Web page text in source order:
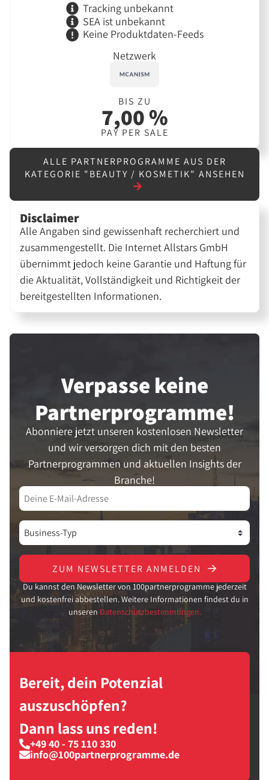
Tracking unbekannt
SEA ist unbekannt
Keine Produktdaten-Feeds
Netzwerk
BIS ZU
7,00 %
PAY PER SALE
ALLE PARTNERPROGRAMME AUS DER
KATEGORIE "BEAUTY / KOSMETIK" ANSEHEN
Disclaimer
Alle Angaben sind gewissenhaft recherchiert und
zusammengestellt. Die Internet Allstars GmbH
übernimmt jedoch keine Garantie und Haftung für
die Aktualität, Vollständigkeit und Richtigkeit der
bereitgestellten Informationen.
Verpasse keine
Partner­programme!
Abonniere jetzt unseren kostenlosen Newsletter
und wir versorgen dich mit den besten
Partnerprogrammen und aktuellen Insights der
Branche!
ZUM NEWSLETTER ANMELDEN
Du kannst den Newsletter von 100partnerprogramme jederzeit
und kostenfrei abbestellen. Weitere Informationen findest du in
unseren Datenschutzbestimmungen.
Bereit, dein Potenzial
auszuschöpfen?
Dann lass uns reden!
+49 40 - 75 110 330
info@100partnerprogramme.de